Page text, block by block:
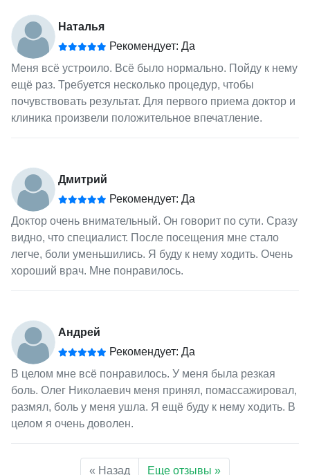
Наталья
Рекомендует: Да
Меня всё устроило. Всё было нормально. Пойду к нему
ещё раз. Требуется несколько процедур, чтобы
почувствовать результат. Для первого приема доктор и
клиника произвели положительное впечатление.
Дмитрий
Рекомендует: Да
Доктор очень внимательный. Он говорит по сути. Сразу
видно, что специалист. После посещения мне стало
легче, боли уменьшились. Я буду к нему ходить. Очень
хороший врач. Мне понравилось.
Андрей
Рекомендует: Да
В целом мне всё понравилось. У меня была резкая
боль. Олег Николаевич меня принял, помассажировал,
размял, боль у меня ушла. Я ещё буду к нему ходить. В
целом я очень доволен.
« Назад Еще отзывы »